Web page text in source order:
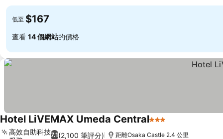
低至 $167
查看 14 個網站的價格
Hotel LiVEMAX Umeda Central3 星級
7.1(2,100 筆評分)
高效自助科技
距離Osaka Castle 2.4 公里